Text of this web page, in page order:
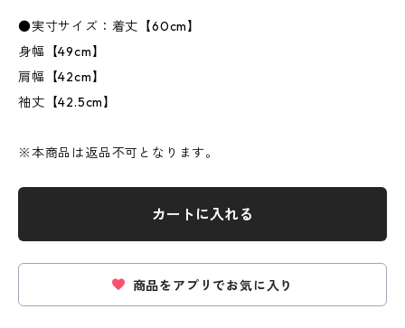
●実寸サイズ：着丈【60cm】
身幅【49cm】
肩幅【42cm】
袖丈【42.5cm】
※本商品は返品不可となります。
カートに入れる
商品をアプリでお気に入り